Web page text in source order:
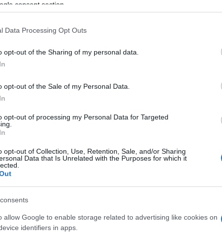
consent section.
Data Processing Opt Outs
opt-out of the Sharing of my personal data.
opt-out of the Sale of my Personal Data.
opt-out of processing my Personal Data for Targeted
opt-out of Collection, Use, Retention, Sale, and/or Sharing
Data that Is Unrelated with the Purposes for which it
allow Google to enable storage related to advertising like cookies on
identifiers in apps.
ki bododo večera zajele večji del Slovenije
popoldne bo zapihal severni veter, na
dnevne temperature bodo od 28 do 34 stopinj.
fizične napore. Svetuje uživanje lažje hrane in pitje
zapisali na spletni strani.
temperatur svetujejo zadrževanje v senci in odsvetujejo
piši vetra in udari strel.